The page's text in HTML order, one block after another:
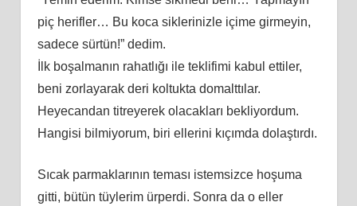
piç herifler… Bu koca siklerinizle içime girmeyin,
sadece sürtün!” dedim.
İlk boşalmanın rahatlığı ile teklifimi kabul ettiler,
beni zorlayarak deri koltukta domalttılar.
Heyecandan titreyerek olacakları bekliyordum.
Hangisi bilmiyorum, biri ellerini kıçımda dolaştırdı.
Sıcak parmaklarının teması istemsizce hoşuma
gitti, bütün tüylerim ürperdi. Sonra da o eller